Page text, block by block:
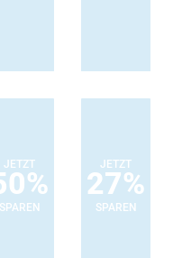
JETZT
SPAREN
JETZT
27%
SPAREN